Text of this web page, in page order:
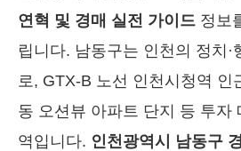
연혁 및 경매 실전 가이드 정보
립니다. 남동구는 인천의 정치·
로, GTX-B 노선 인천시청역 인
동 오션뷰 아파트 단지 등 투자
역입니다. 인천광역시 남동구